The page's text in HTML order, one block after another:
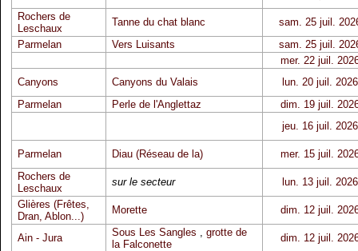
Rochers de
Leschaux
Tanne du chat blanc
sam. 25 juil.
Parmelan
Vers Luisants
sam. 25 juil.
mer. 22 juil.
Canyons
Canyons du Valais
lun. 20 juil. 2026
Parmelan
Perle de l'Anglettaz
dim. 19 juil.
jeu. 16 juil. 2026
Parmelan Diau (Réseau de la)
mer. 15 juil.
Rochers de
Leschaux
sur le secteur
lun. 13 juil. 2026
Glières (Frêtes,
Dran, Ablon...)
Morette dim. 12 juil.
Ain - Jura Sous Les Sangles , grotte de
la Falconette
dim. 12 juil.